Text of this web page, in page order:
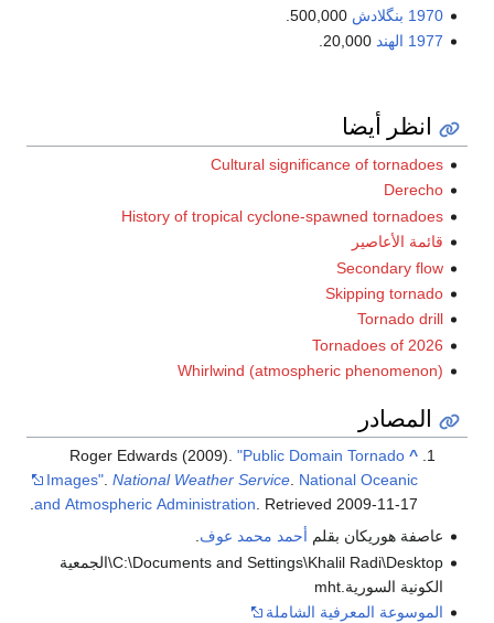
1970 بنگلادش 500,000.
1977 الهند 20,000.
انظر أيضا
Cultural significance of tornadoes
Derecho
History of tropical cyclone-spawned tornadoes
قائمة الأعاصير
Secondary flow
Skipping tornado
Tornado drill
Tornadoes of 2026
Whirlwind (atmospheric phenomenon)
المصادر
^
Roger Edwards (2009)."Public Domain Tornado
Images".National Weather Service. National Oceanic
and Atmospheric Administration. Retrieved2009-11-17
.
عاصفة هوريكان بقلم أحمد محمد عوف.
C:\Documents and Settings\Khalil Radi\Desktop\الجمعية
الكونية السورية.mht
الموسوعة المعرفية الشاملة